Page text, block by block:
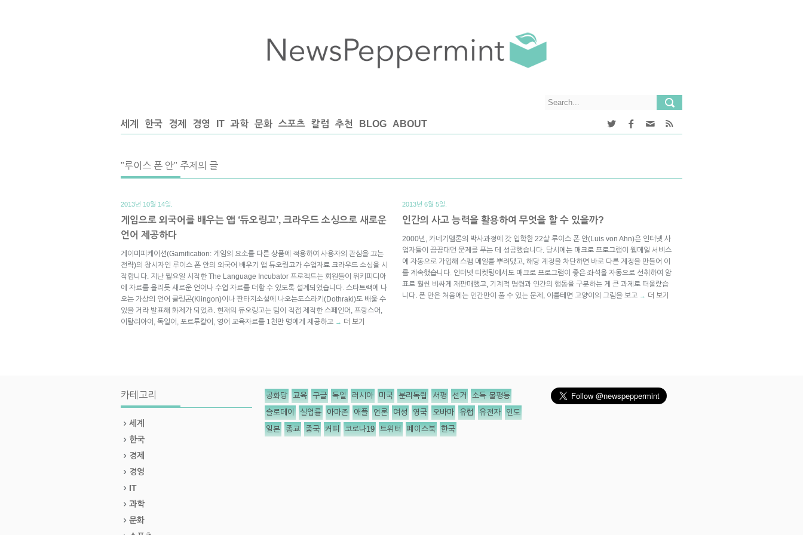
세계 한국 경제 경영 IT 과학 문화 스포츠 칼럼 추천 BLOG ABOUT
"루이스 폰 안" 주제의 글
2013년 10월 14일.
게임으로 외국어를 배우는 앱 ‘듀오링고’, 크라우드 소싱으로 새로운
언어 제공하다
게이미피케이션(Gamification: 게임의 요소를 다른 상품에 적용하여 사용자의 관심을 끄는
전략)의 창시자인 루이스 폰 안의 외국어 배우기 앱 듀오링고가 수업자료 크라우드 소싱을 시
작합니다. 지난 월요일 시작한 The Language Incubator 프로젝트는 회원들이 위키피디아
에 자료를 올리듯 새로운 언어나 수업 자료를 더할 수 있도록 설계되었습니다. 스타트랙에 나
오는 가상의 언어 클링곤(Klingon)이나 판타지소설에 나오는도스라키(Dothraki)도 배울 수
있을 거라 발표해 화제가 되었죠. 현재의 듀오링고는 팀이 직접 제작한 스페인어, 프랑스어,
이탈리아어, 독일어, 포르투칼어, 영어 교육자료를 1천만 명에게 제공하고 → 더 보기
2013년 6월 5일.
인간의 사고 능력을 활용하여 무엇을 할 수 있을까?
2000년, 카네기멜론의 박사과정에 갓 입학한 22살 루이스 폰 안(Luis von Ahn)은 인터넷 사
업자들이 끙끙대던 문제를 푸는 데 성공했습니다. 당시에는 매크로 프로그램이 웹메일 서비스
에 자동으로 가입해 스팸 메일를 뿌려댔고, 해당 계정을 차단하면 바로 다른 계정을 만들어 이
를 계속했습니다. 인터넷 티켓팅에서도 매크로 프로그램이 좋은 좌석을 자동으로 선취하여 암
표로 훨씬 비싸게 재판매했고, 기계적 명령과 인간의 행동을 구분하는 게 큰 과제로 떠올랐습
니다. 폰 안은 처음에는 인간만이 풀 수 있는 문제, 이를테면 고양이의 그림을 보고 → 더 보기
카테고리
세계
한국
경제
경영
IT
과학
문화
공화당 교육 구글 독일 러시아 미국 분리독립 서평 선거 소득 불평등
슬로데이 실업률 아마존 애플 언론 여성 영국 오바마 유럽 유전자 인도
일본 종교 중국 커피 코로나19 트위터 페이스북 한국